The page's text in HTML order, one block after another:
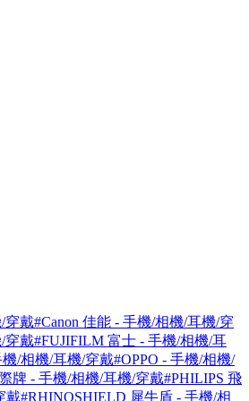
穿戴#Canon 佳能 - 手機/相機/耳機/穿
穿戴#FUJIFILM 富士 - 手機/相機/耳
/相機/耳機/穿戴#OPPO - 手機/相機/
牌 - 手機/相機/耳機/穿戴#PHILIPS 飛
戴#RHINOSHIELD 犀牛盾 - 手機/相